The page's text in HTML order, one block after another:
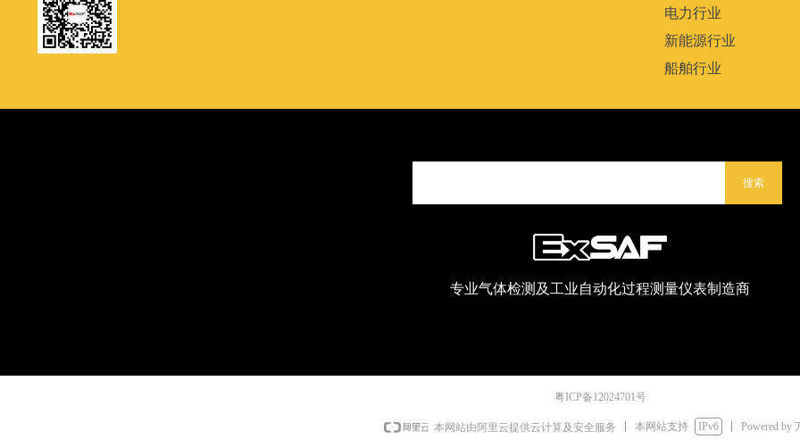
专业气体检测及工业自动化过程测量仪表制造商
搜索
电力行业
新能源行业
船舶行业
粤ICP备12024701号
本网站由阿里云提供云计算及安全服务 本网站支持 IPv6 Powered by